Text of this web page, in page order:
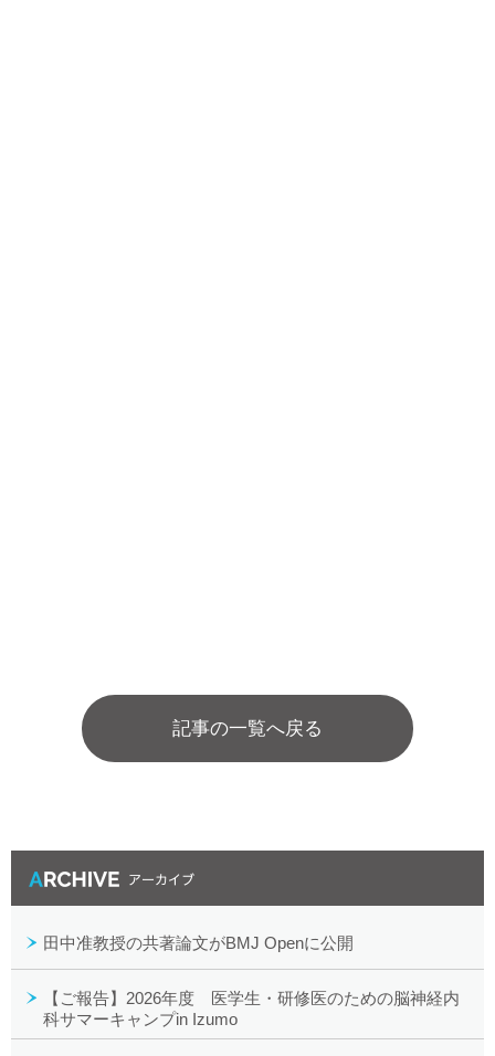
記事の一覧へ戻る
田中准教授の共著論文がBMJ Openに公開
【ご報告】2026年度 医学生・研修医のための脳神経内
科サマーキャンプin Izumo